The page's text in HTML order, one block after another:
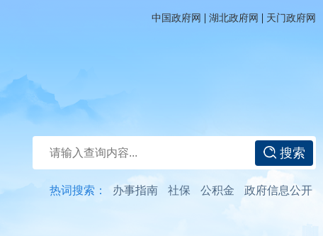
中国政府网 | 湖北政府网 | 天门政府网
搜索
热词搜索： 办事指南 社保 公积金 政府信息公开